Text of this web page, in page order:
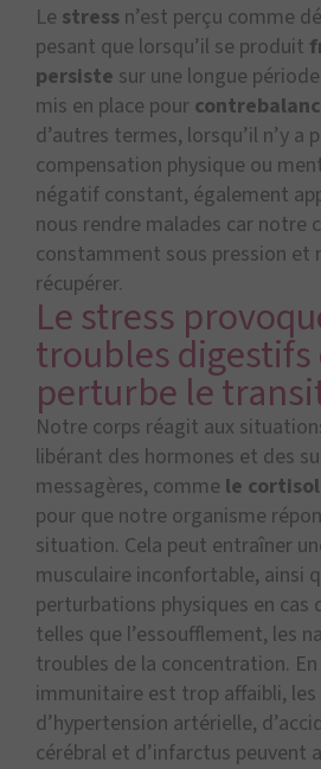
Le stress n’est perçu comme
pesant que lorsqu’il se produit
persiste sur une longue
mis en place pour
d’autres termes, lorsqu’il n’y a
compensation physique ou
négatif constant, également
nous rendre malades car notre
constamment sous pression et
récupérer.
Le stress
troubles digestifs
perturbe le
Notre corps réagit aux
libérant des hormones et des
messagères, comme le
pour que notre organisme
situation. Cela peut entraîner
musculaire inconfortable, ainsi
perturbations physiques en cas
telles que l’essoufflement, les
troubles de la concentration.
immunitaire est trop affaibli, les
d’hypertension artérielle,
cérébral et d’infarctus peuvent